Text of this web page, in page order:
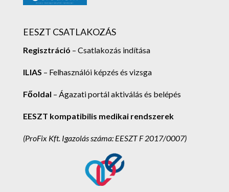
EESZT CSATLAKOZÁS
Regisztráció – Csatlakozás indítása
ILIAS – Felhasználói képzés és vizsga
Főoldal – Ágazati portál aktiválás és belépés
EESZT kompatibilis medikai rendszerek
(ProFix Kft. Igazolás száma: EESZT F 2017/0007)